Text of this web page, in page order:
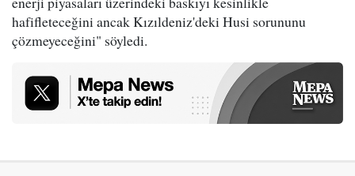
hafifleteceğini ancak Kızıldeniz'deki Husi sorununu
çözmeyeceğini" söyledi.